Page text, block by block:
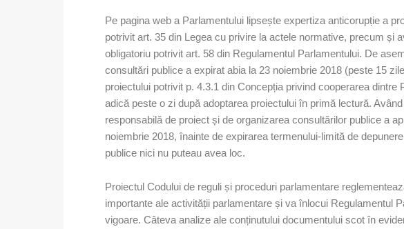
Pe pagina web a Parlamentului lipsește expertiza anticorupție a
potrivit art. 35 din Legea cu privire la actele normative, precum și
obligatoriu potrivit art. 58 din Regulamentul Parlamentului. De
consultări publice a expirat abia la 23 noiembrie 2018 (peste 15
proiectului potrivit p. 4.3.1 din Concepția privind cooperarea dintre
adică peste o zi după adoptarea proiectului în primă lectură.
responsabilă de proiect și de organizarea consultărilor publice a
noiembrie 2018, înainte de expirarea termenului-limită de
publice nici nu puteau avea loc.
Proiectul Codului de reguli și proceduri parlamentare
importante ale activității parlamentare și va înlocui Regulamentul
vigoare. Câteva analize ale conținutului documentului scot în